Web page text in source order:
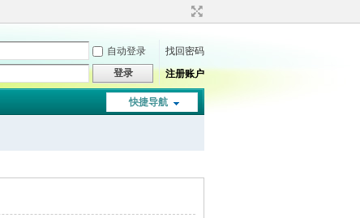
自动登录
找回密码
登录 注册账户
快捷导航